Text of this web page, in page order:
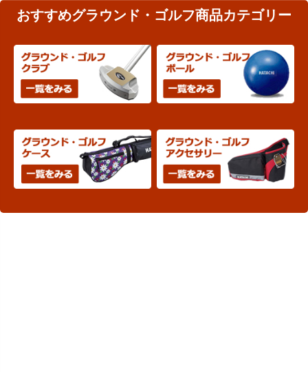
おすすめグラウンド・ゴルフ商品カテゴリー